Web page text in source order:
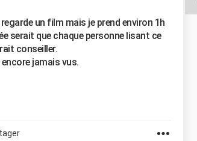
un film mais je prend environ 1h
serait que chaque personne lisant ce
conseiller.
jamais vus.